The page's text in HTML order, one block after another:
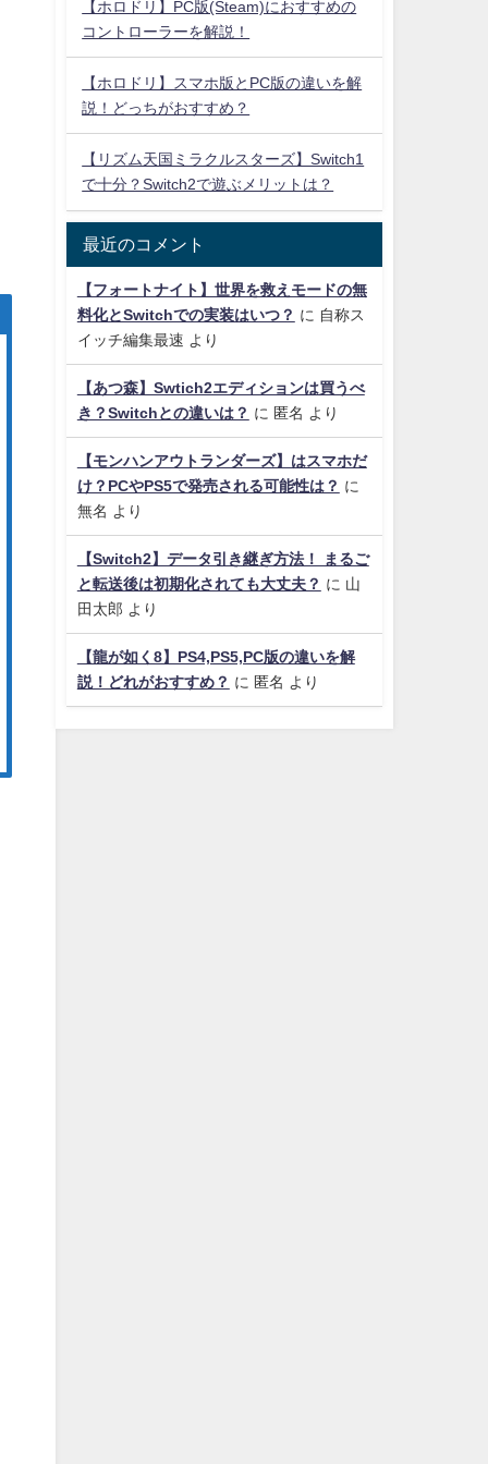
【ホロドリ】PC版(Steam)におすすめの
コントローラーを解説！
【ホロドリ】スマホ版とPC版の違いを解
説！どっちがおすすめ？
【リズム天国ミラクルスターズ】Switch1
で十分？Switch2で遊ぶメリットは？
最近のコメント
【フォートナイト】世界を救えモードの無
料化とSwitchでの実装はいつ？ に 自称ス
イッチ編集最速 より
【あつ森】Swtich2エディションは買うべ
き？Switchとの違いは？ に 匿名 より
【モンハンアウトランダーズ】はスマホだ
け？PCやPS5で発売される可能性は？ に
無名
より
【Switch2】データ引き継ぎ方法！ まるご
と転送後は初期化されても大丈夫？ に 山
田太郎 より
【龍が如く8】PS4,PS5,PC版の違いを解
説！どれがおすすめ？ に 匿名 より